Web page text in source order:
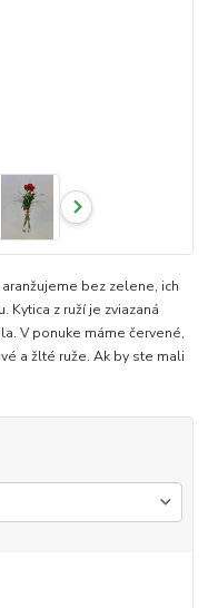
bez zelene, ich
Kytica z ruží je zviazaná
V ponuke máme červené,
a žlté ruže. Ak by ste mali